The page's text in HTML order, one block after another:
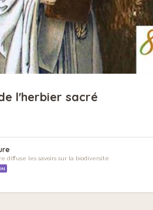
l'herbier sacré
diffuse les savoirs sur la biodiversité